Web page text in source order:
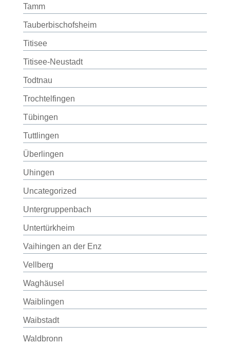
Tamm
Tauberbischofsheim
Titisee
Titisee-Neustadt
Todtnau
Trochtelfingen
Tübingen
Tuttlingen
Überlingen
Uhingen
Uncategorized
Untergruppenbach
Untertürkheim
Vaihingen an der Enz
Vellberg
Waghäusel
Waiblingen
Waibstadt
Waldbronn